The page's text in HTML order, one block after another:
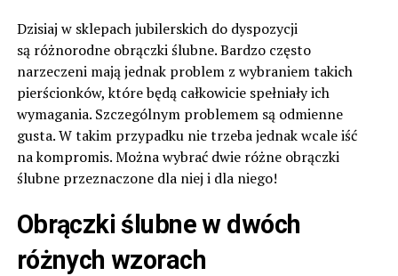
Dzisiaj w sklepach jubilerskich do dyspozycji
są różnorodne obrączki ślubne. Bardzo często
narzeczeni mają jednak problem z wybraniem takich
pierścionków, które będą całkowicie spełniały ich
wymagania. Szczególnym problemem są odmienne
gusta. W takim przypadku nie trzeba jednak wcale iść
na kompromis. Można wybrać dwie różne obrączki
ślubne przeznaczone dla niej i dla niego!
Obrączki ślubne w dwóch
różnych wzorach